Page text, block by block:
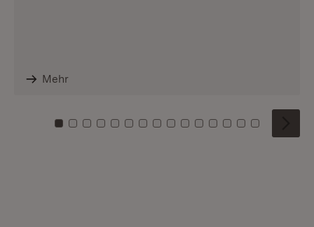
Mehr
Zu Kachel: 0
Zu Kachel: 1
Zu Kachel: 2
Zu Kachel: 3
Zu Kachel: 4
Zu Kachel: 5
Zu Kachel: 6
Zu Kachel: 7
Zu Kachel: 8
Zu Kachel: 9
Zu Kachel: 10
Zu Kachel: 11
Zu Kachel: 12
Zu Kachel:
Zu